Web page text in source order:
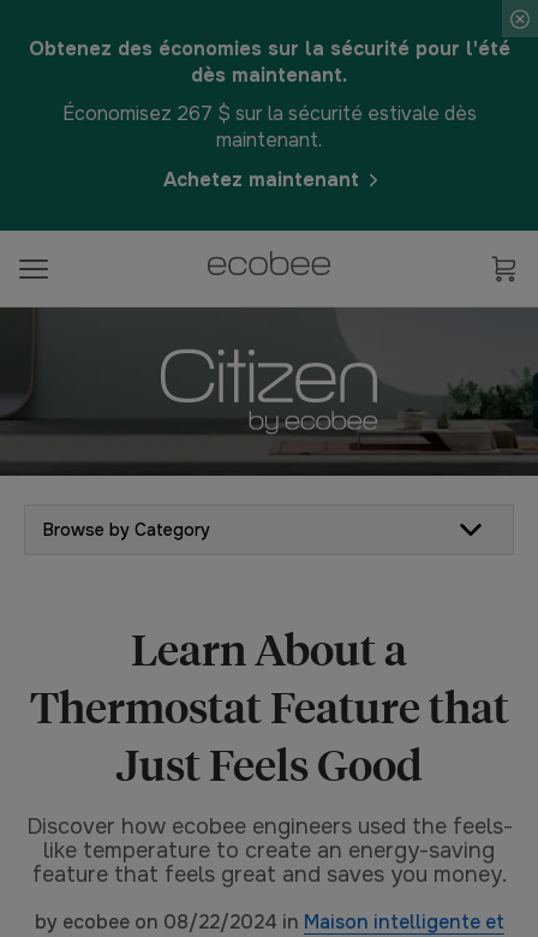
Obtenez des économies sur la sécurité pour l'été
dès maintenant.
Économisez 267 $ sur la sécurité estivale dès
maintenant.
Achetez maintenant
Browse by Category
Learn About a
Thermostat Feature that
Just Feels Good
Discover how ecobee engineers used the feels-
like temperature to create an energy-saving
feature that feels great and saves you money.
by ecobeeon 08/22/2024 in Maison intelligente et